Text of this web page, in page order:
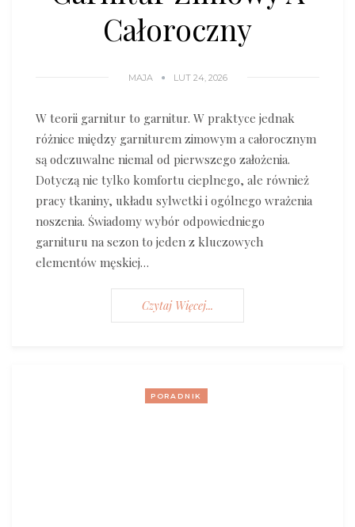
Całoroczny
MAJA LUT 24, 2026
W teorii garnitur to garnitur. W praktyce jednak
różnice między garniturem zimowym a całorocznym
są odczuwalne niemal od pierwszego założenia.
Dotyczą nie tylko komfortu cieplnego, ale również
pracy tkaniny, układu sylwetki i ogólnego wrażenia
noszenia. Świadomy wybór odpowiedniego
garnituru na sezon to jeden z kluczowych
elementów męskiej…
Czytaj Więcej...
PORADNIK